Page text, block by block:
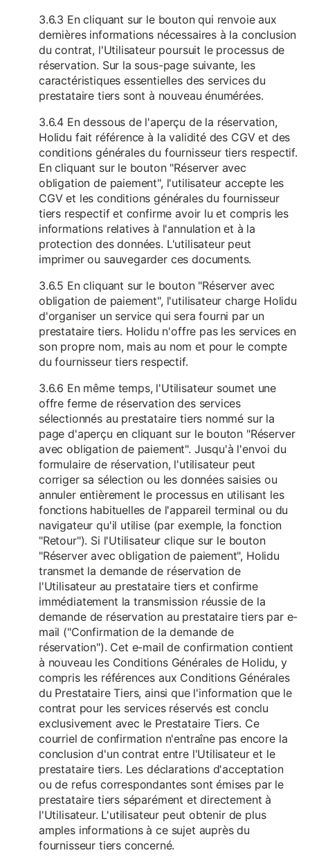
3.6.3 En cliquant sur le bouton qui renvoie aux
dernières informations nécessaires à la conclusion
du contrat, l'Utilisateur poursuit le processus de
réservation. Sur la sous-page suivante, les
caractéristiques essentielles des services du
prestataire tiers sont à nouveau énumérées.
3.6.4 En dessous de l'aperçu de la réservation,
Holidu fait référence à la validité des CGV et des
conditions générales du fournisseur tiers respectif.
En cliquant sur le bouton "Réserver avec
obligation de paiement", l'utilisateur accepte les
CGV et les conditions générales du fournisseur
tiers respectif et confirme avoir lu et compris les
informations relatives à l'annulation et à la
protection des données. L'utilisateur peut
imprimer ou sauvegarder ces documents.
3.6.5 En cliquant sur le bouton "Réserver avec
obligation de paiement", l'utilisateur charge Holidu
d'organiser un service qui sera fourni par un
prestataire tiers. Holidu n'offre pas les services en
son propre nom, mais au nom et pour le compte
du fournisseur tiers respectif.
3.6.6 En même temps, l'Utilisateur soumet une
offre ferme de réservation des services
sélectionnés au prestataire tiers nommé sur la
page d'aperçu en cliquant sur le bouton "Réserver
avec obligation de paiement". Jusqu'à l'envoi du
formulaire de réservation, l'utilisateur peut
corriger sa sélection ou les données saisies ou
annuler entièrement le processus en utilisant les
fonctions habituelles de l'appareil terminal ou du
navigateur qu'il utilise (par exemple, la fonction
"Retour"). Si l'Utilisateur clique sur le bouton
"Réserver avec obligation de paiement", Holidu
transmet la demande de réservation de
l'Utilisateur au prestataire tiers et confirme
immédiatement la transmission réussie de la
demande de réservation au prestataire tiers par e-
mail ("Confirmation de la demande de
réservation"). Cet e-mail de confirmation contient
à nouveau les Conditions Générales de Holidu, y
compris les références aux Conditions Générales
du Prestataire Tiers, ainsi que l'information que le
contrat pour les services réservés est conclu
exclusivement avec le Prestataire Tiers. Ce
courriel de confirmation n'entraîne pas encore la
conclusion d'un contrat entre l'Utilisateur et le
prestataire tiers. Les déclarations d'acceptation
ou de refus correspondantes sont émises par le
prestataire tiers séparément et directement à
l'Utilisateur. L'utilisateur peut obtenir de plus
amples informations à ce sujet auprès du
fournisseur tiers concerné.